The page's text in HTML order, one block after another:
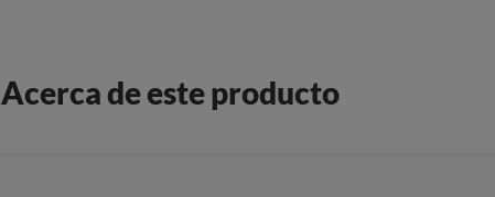
Acerca de este producto